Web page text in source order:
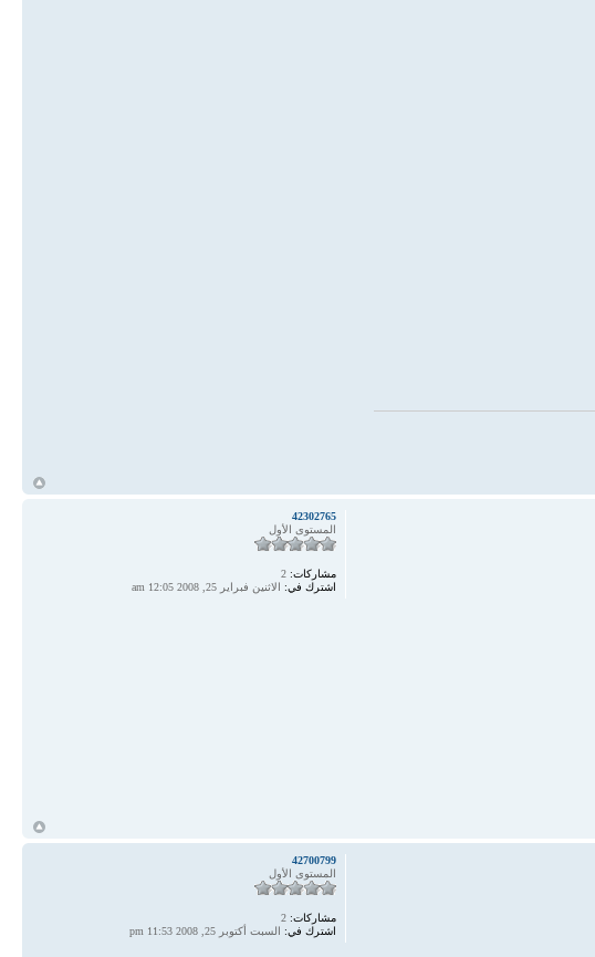
42302765
المستوى الأول
مشاركات:
اشترك في: الاثنين فبراير 25, 2008 12:05 am
42700799
المستوى الأول
مشاركات:
اشترك في: السبت أكتوبر 25, 2008 11:53 pm